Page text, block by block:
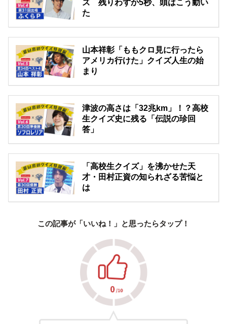
ズ 残りわずか5秒、頭はこう動い
た
山本祥彰「ももクロ見に行ったら
アメリカ行けた」クイズ人生の始
まり
津波の高さは「32兆km」！？高校
生クイズ史に残る「伝説の珍回
答」
「高校生クイズ」を沸かせた天
才・田村正資の知られざる苦悩と
は
この記事が「いいね！」と思ったらタップ！